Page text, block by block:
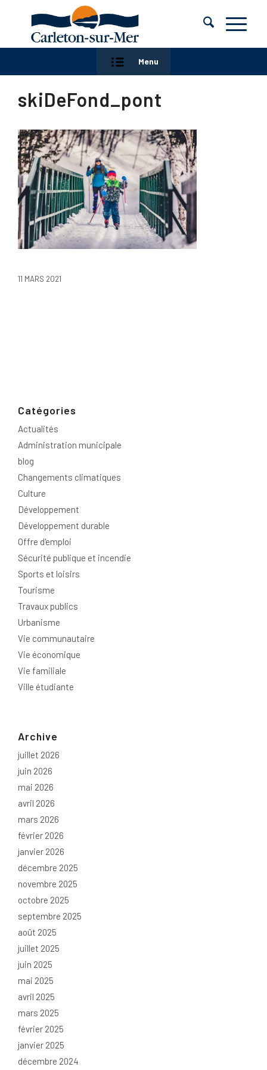
Menu
skiDeFond_pont
11 MARS 2021
Catégories
Actualités
Administration municipale
blog
Changements climatiques
Culture
Développement
Développement durable
Offre d'emploi
Sécurité publique et incendie
Sports et loisirs
Tourisme
Travaux publics
Urbanisme
Vie communautaire
Vie économique
Vie familiale
Ville étudiante
Archive
juillet 2026
juin 2026
mai 2026
avril 2026
mars 2026
février 2026
janvier 2026
décembre 2025
novembre 2025
octobre 2025
septembre 2025
août 2025
juillet 2025
juin 2025
mai 2025
avril 2025
mars 2025
février 2025
janvier 2025
décembre 2024